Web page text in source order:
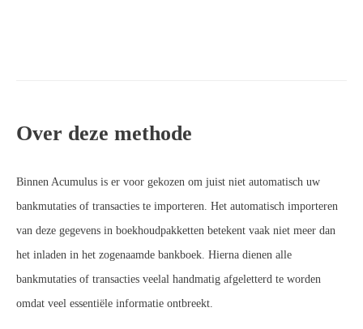
Over deze methode
Binnen Acumulus is er voor gekozen om juist niet automatisch uw
bankmutaties of transacties te importeren. Het automatisch importeren
van deze gegevens in boekhoudpakketten betekent vaak niet meer dan
het inladen in het zogenaamde bankboek. Hierna dienen alle
bankmutaties of transacties veelal handmatig afgeletterd te worden
omdat veel essentiële informatie ontbreekt.